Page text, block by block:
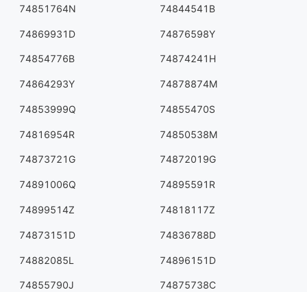
74851764N 74844541B
74869931D 74876598Y
74854776B 74874241H
74864293Y 74878874M
74853999Q 74855470S
74816954R 74850538M
74873721G 74872019G
74891006Q 74895591R
74899514Z 74818117Z
74873151D 74836788D
74882085L 74896151D
74855790J 74875738C